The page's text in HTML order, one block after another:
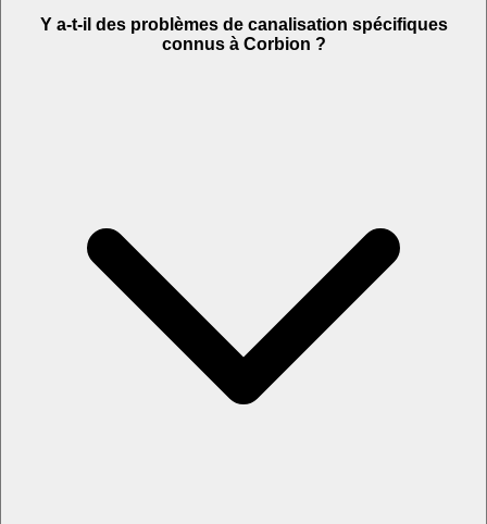
Y a-t-il des problèmes de canalisation spécifiques
connus à Corbion ?